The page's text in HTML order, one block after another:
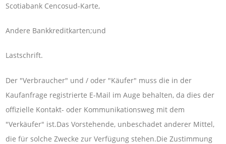
Scotiabank Cencosud-Karte,
Andere Bankkreditkarten;und
Lastschrift.
Der "Verbraucher" und / oder "Käufer" muss die in der
Kaufanfrage registrierte E-Mail im Auge behalten, da dies der
offizielle Kontakt- oder Kommunikationsweg mit dem
"Verkäufer" ist.Das Vorstehende, unbeschadet anderer Mittel,
die für solche Zwecke zur Verfügung stehen.Die Zustimmung